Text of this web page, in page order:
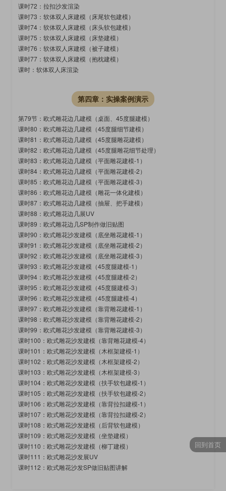
课时72：拉扣沙发渲染
课时73：软体双人床建模（床尾软包建模）
课时74：软体双人床建模（床头软包建模）
课时75：软体双人床建模（床垫建模）
课时76：软体双人床建模（被子建模）
课时77：软体双人床建模（抱枕建模）
课时：软体双人床渲染
第四章：实操案例演示
第79节：欧式雕花边几建模（桌面、45度腿建模）
课时80：欧式雕花边几建模（45度腿细节建模）
课时81：欧式雕花边几建模（45度腿雕花建模）
课时82：欧式雕花边几建模（45度腿雕花细节处理）
课时83：欧式雕花边几建模（平面雕花建模-1）
课时84：欧式雕花边几建模（平面雕花建模-2）
课时85：欧式雕花边几建模（平面雕花建模-3）
课时86：欧式雕花边几建模（雕花一体化建模）
课时87：欧式雕花边几建模（抽屉、把手建模）
课时88：欧式雕花边几展UV
课时89：欧式雕花边几SP制作做旧贴图
课时90：欧式雕花沙发建模（底坐雕花建模-1）
课时91：欧式雕花沙发建模（底坐雕花建模-2）
课时92：欧式雕花沙发建模（底坐雕花建模-3）
课时93：欧式雕花沙发建模（45度腿建模-1）
课时94：欧式雕花沙发建模（45度腿建模-2）
课时95：欧式雕花沙发建模（45度腿建模-3）
课时96：欧式雕花沙发建模（45度腿建模-4）
课时97：欧式雕花沙发建模（靠背雕花建模-1）
课时98：欧式雕花沙发建模（靠背雕花建模-2）
课时99：欧式雕花沙发建模（靠背雕花建模-3）
课时100：欧式雕花沙发建模（靠背雕花建模-4）
课时101：欧式雕花沙发建模（木框架建模-1）
课时102：欧式雕花沙发建模（木框架建模-2）
课时103：欧式雕花沙发建模（木框架建模-3）
课时104：欧式雕花沙发建模（扶手软包建模-1）
课时105：欧式雕花沙发建模（扶手软包建模-2）
课时106：欧式雕花沙发建模（靠背拉扣建模-1）
课时107：欧式雕花沙发建模（靠背拉扣建模-2）
课时108：欧式雕花沙发建模（后背软包建模）
课时109：欧式雕花沙发建模（坐垫建模）
课时110：欧式雕花沙发建模（柳丁建模）
课时111：欧式雕花沙发展UV
课时112：欧式雕花沙发SP做旧贴图讲解
回到首页